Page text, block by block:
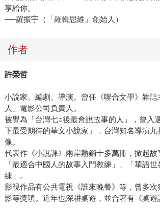
享給你。
──羅振宇（「羅輯思維」創始人）
作者
許榮哲
小說家、編劇、導演。曾任《聯合文學》雜誌
人」電影公司負責人。
被譽為「台灣七○後最會說故事的人」，曾入
下最受期待的華文小說家」，台灣知名導演
像。
代表作《小說課》兩岸熱銷十多萬冊，掀起故
「最適合中國人的故事入門教練」、「華語
練」。
影視作品有公共電視《誰來晚餐》等，曾多次
影等獎項。近年也深耕桌遊，並合著有《桌遊